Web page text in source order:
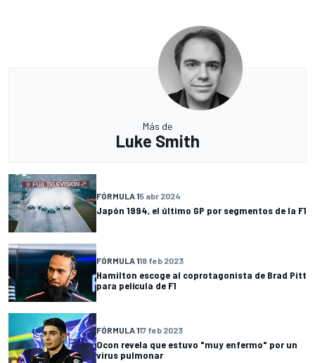
Más de
Luke Smith
FÓRMULA 15 abr 2024
Japón 1994, el último GP por segmentos de la F1
FÓRMULA 118 feb 2023
Hamilton escoge al coprotagonista de Brad Pitt
para película de F1
FÓRMULA 117 feb 2023
Ocon revela que estuvo "muy enfermo" por un
virus pulmonar